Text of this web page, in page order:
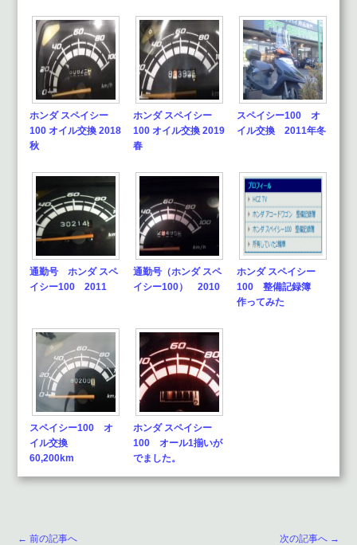
ホンダ スペイシー
100 オイル交換 2018
秋
ホンダ スペイシー
100 オイル交換 2019
春
スペイシー100 オ
イル交換 2011年冬
通勤号 ホンダ スペ
イシー100 2011
通勤号（ホンダ スペ
イシー100） 2010
ホンダ スペイシー
100 整備記録簿
作ってみた
スペイシー100 オ
イル交換
60,200km
ホンダ スペイシー
100 オール1揃いが
でました。
← 前の記事へ 次の記事へ →